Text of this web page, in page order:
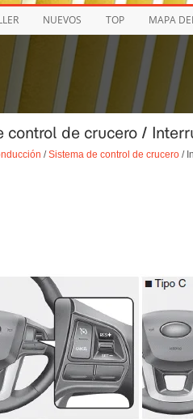
NUEVOS TOP MAPA
control de crucero /
/Sistema de control de crucero/